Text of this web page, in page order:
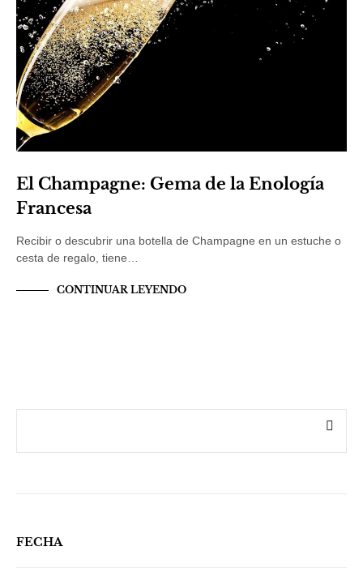
El Champagne: Gema de la Enología
Francesa
Recibir o descubrir una botella de Champagne en un estuche o
cesta de regalo, tiene…
CONTINUAR LEYENDO
FECHA